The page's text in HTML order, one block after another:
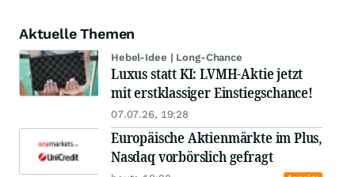
Aktuelle Themen
Hebel-Idee | Long-Chance
Luxus statt KI: LVMH-Aktie jetzt
mit erstklassiger Einstiegschance!
07.07.26, 19:28
Europäische Aktienmärkte im Plus,
Nasdaq vorbörslich gefragt